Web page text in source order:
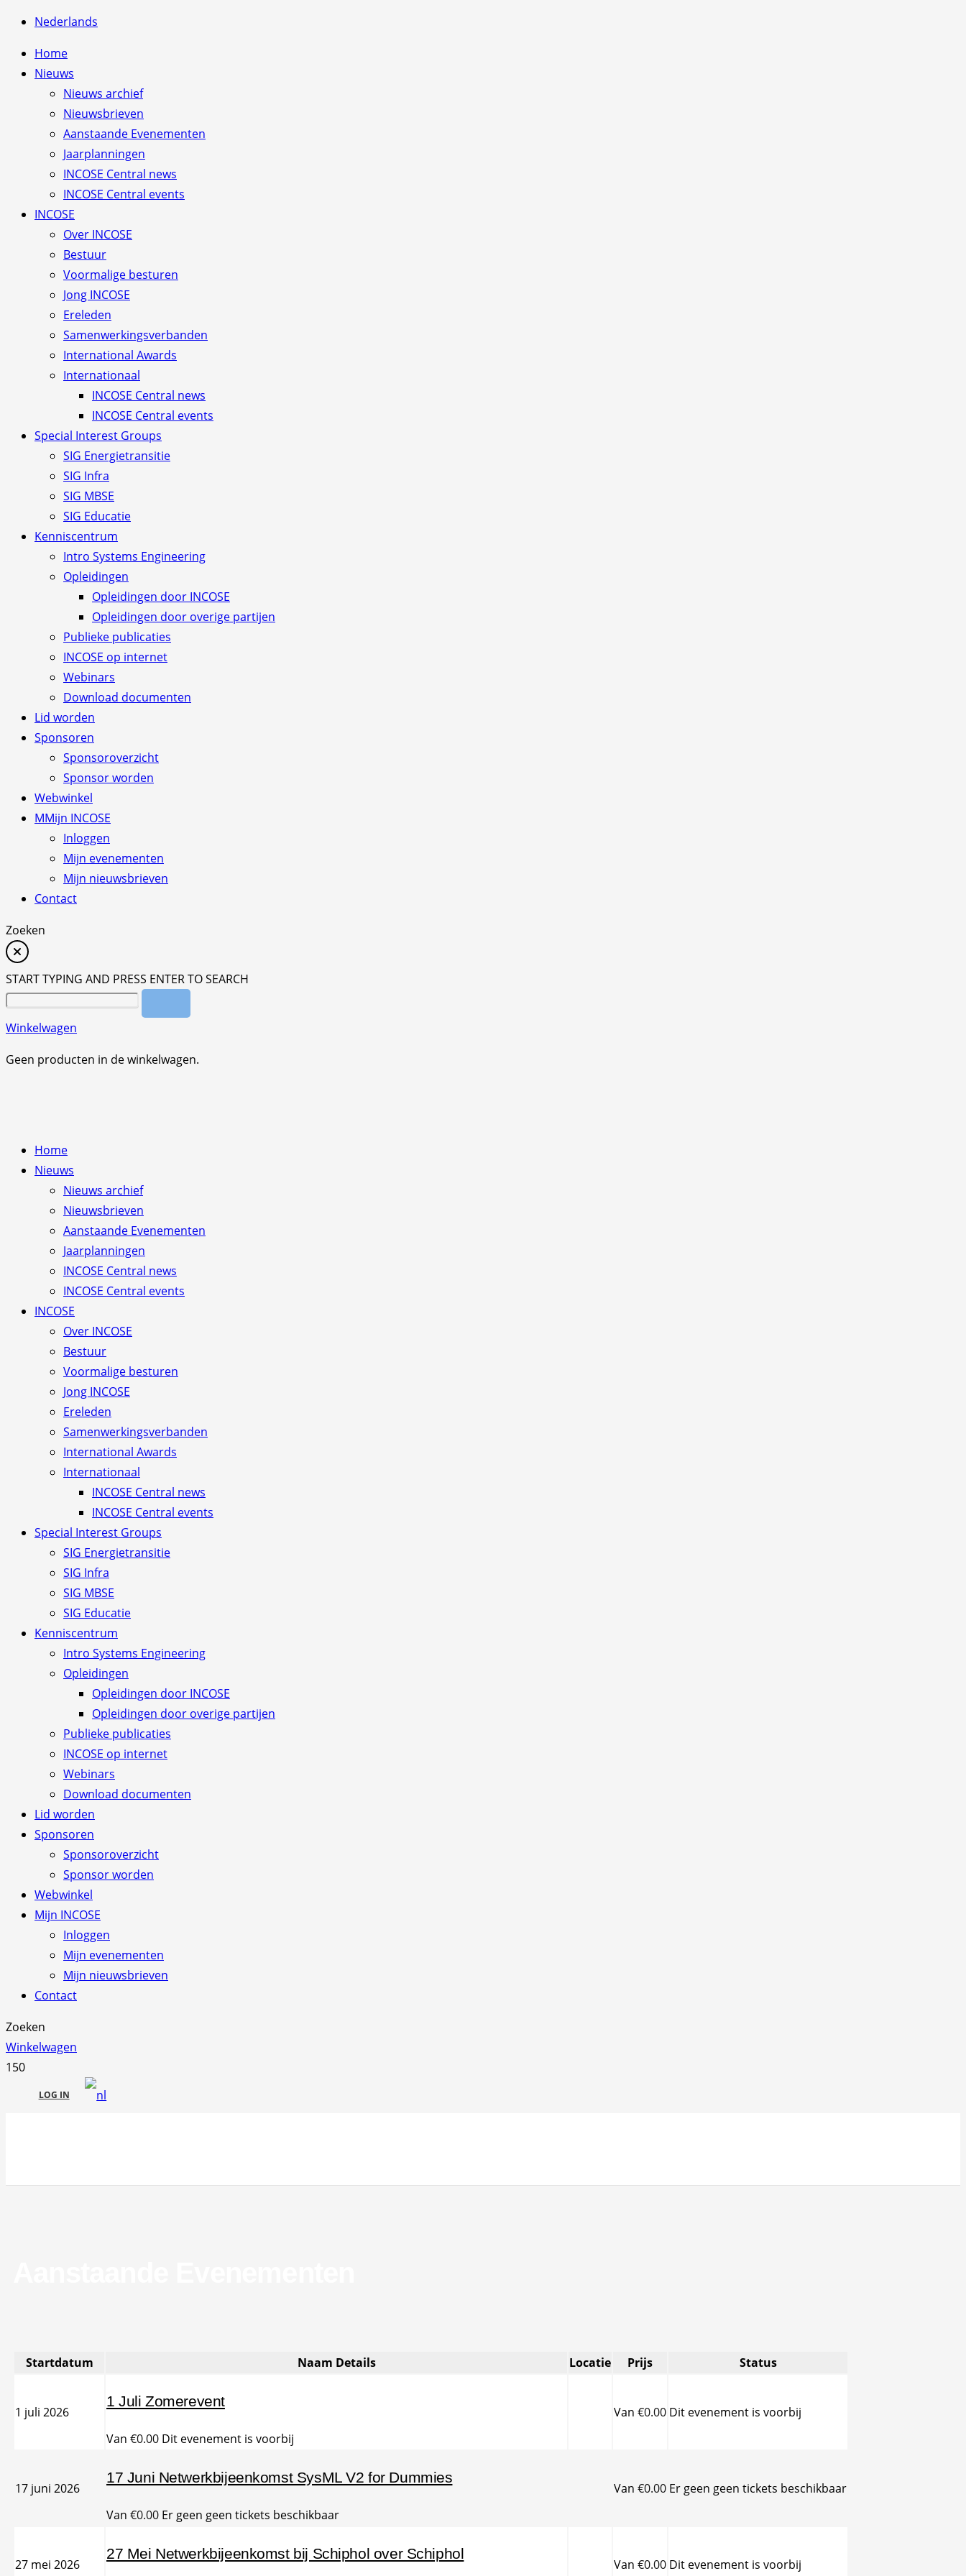
Nederlands
Home
Nieuws
Nieuws archief
Nieuwsbrieven
Aanstaande Evenementen
Jaarplanningen
INCOSE Central news
INCOSE Central events
INCOSE
Over INCOSE
Bestuur
Voormalige besturen
Jong INCOSE
Ereleden
Samenwerkingsverbanden
International Awards
Internationaal
INCOSE Central news
INCOSE Central events
Special Interest Groups
SIG Energietransitie
SIG Infra
SIG MBSE
SIG Educatie
Kenniscentrum
Intro Systems Engineering
Opleidingen
Opleidingen door INCOSE
Opleidingen door overige partijen
Publieke publicaties
INCOSE op internet
Webinars
Download documenten
Lid worden
Sponsoren
Sponsoroverzicht
Sponsor worden
Webwinkel
MMijn INCOSE
Inloggen
Mijn evenementen
Mijn nieuwsbrieven
Contact
Zoeken
START TYPING AND PRESS ENTER TO SEARCH
Winkelwagen
Geen producten in de winkelwagen.
Home
Nieuws
Nieuws archief
Nieuwsbrieven
Aanstaande Evenementen
Jaarplanningen
INCOSE Central news
INCOSE Central events
INCOSE
Over INCOSE
Bestuur
Voormalige besturen
Jong INCOSE
Ereleden
Samenwerkingsverbanden
International Awards
Internationaal
INCOSE Central news
INCOSE Central events
Special Interest Groups
SIG Energietransitie
SIG Infra
SIG MBSE
SIG Educatie
Kenniscentrum
Intro Systems Engineering
Opleidingen
Opleidingen door INCOSE
Opleidingen door overige partijen
Publieke publicaties
INCOSE op internet
Webinars
Download documenten
Lid worden
Sponsoren
Sponsoroverzicht
Sponsor worden
Webwinkel
Mijn INCOSE
Inloggen
Mijn evenementen
Mijn nieuwsbrieven
Contact
Zoeken
Winkelwagen
LOG IN
Startdatum Naam Details Locatie Prijs Status
1 juli 2026
1 Juli Zomerevent
Van €0.00 Dit evenement is voorbij
Van €0.00 Dit evenement is voorbij
17 juni 2026
17 Juni Netwerkbijeenkomst SysML V2 for Dummies
Van €0.00 Er geen geen tickets beschikbaar
Van €0.00 Er geen geen tickets beschikbaar
27 mei 2026
27 Mei Netwerkbijeenkomst bij Schiphol over Schiphol
Van €0.00 Dit evenement is voorbij